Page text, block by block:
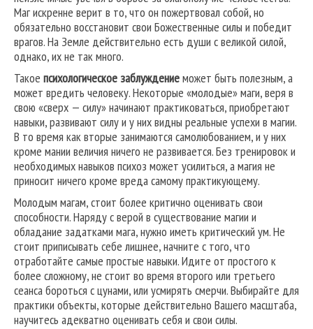
Маг искренне верит в то, что он пожертвовал собой, но
обязательно восстановит свои Божественные силы и победит
врагов. На Земле действительно есть души с великой силой,
однако, их не так много.
Такое психологическое заблуждениеможет быть полезным, а
может вредить человеку. Некоторые «молодые» маги, веря в
свою «сверх — силу» начинают практиковаться, приобретают
навыки, развивают силу и у них видны реальные успехи в магии.
В то время как вторые занимаются самолюбованием, и у них
кроме мании величия ничего не развивается. Без тренировок и
необходимых навыков психоз может усилиться, а магия не
приносит ничего кроме вреда самому практикующему.
Молодым магам, стоит более критично оценивать свои
способности. Наряду с верой в существование магии и
обладание задатками мага, нужно иметь критический ум. Не
стоит приписывать себе лишнее, начните с того, что
отработайте самые простые навыки. Идите от простого к
более сложному, не стоит во время второго или третьего
сеанса бороться с цунами, или усмирять смерчи. Выбирайте для
практики объекты, которые действительно Вашего масштаба,
научитесь адекватно оценивать себя и свои силы.